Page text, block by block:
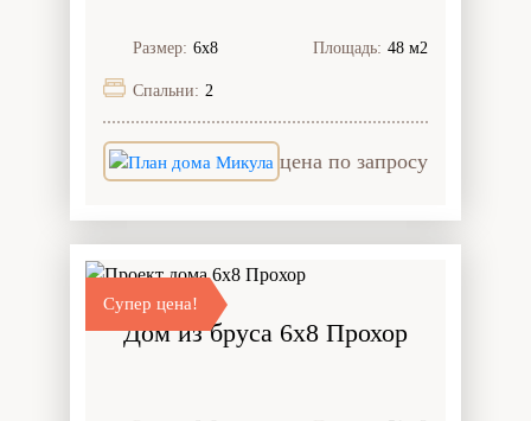
Размер: 6х8 Площадь: 48 м2
Спальни: 2
цена по запросу
Супер цена!
Дом из бруса 6x8 Прохор